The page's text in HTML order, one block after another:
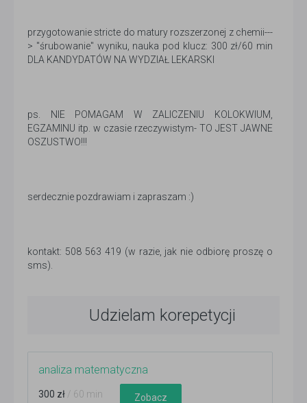
przygotowanie stricte do matury rozszerzonej z chemii---
> "śrubowanie" wyniku, nauka pod klucz: 300 zł/60 min
DLA KANDYDATÓW NA WYDZIAŁ LEKARSKI
ps. NIE POMAGAM W ZALICZENIU KOLOKWIUM,
EGZAMINU itp. w czasie rzeczywistym- TO JEST JAWNE
OSZUSTWO!!!
serdecznie pozdrawiam i zapraszam :)
kontakt: 508 563 419 (w razie, jak nie odbiorę proszę o
sms).
Udzielam korepetycji
analiza matematyczna
300 zł / 60 min Zobacz